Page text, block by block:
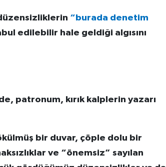
“burada denetim
edilebilir hale geldiği algısını
patronum, kırık kalplerin yazarı
bir duvar, çöple dolu bir
ve “önemsiz” sayılan